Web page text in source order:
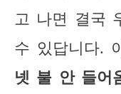
고 나면 결국
수 있답니다.
넷 불 안 들어